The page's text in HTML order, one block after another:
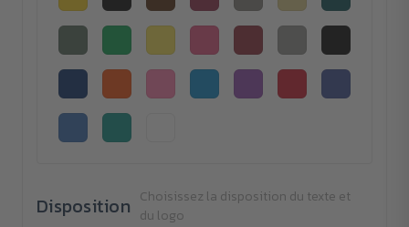
Disposition Choisissez la disposition du texte et
du logo